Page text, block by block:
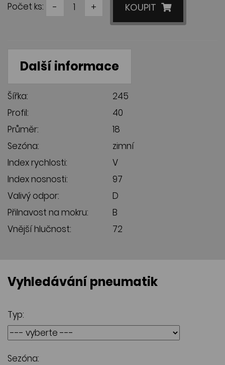
Počet ks: - + KOUPIT
Další informace
Šířka:
245
Profil:
40
Průměr:
18
Sezóna:
zimní
Index rychlosti:
V
Index nosnosti:
97
Valivý odpor:
D
Přilnavost na mokru:
B
Vnější hlučnost:
72
Vyhledávání pneumatik
Typ:
Sezóna: